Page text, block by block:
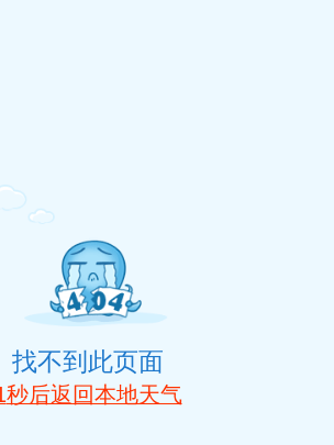
找不到此页面
秒后返回本地天气